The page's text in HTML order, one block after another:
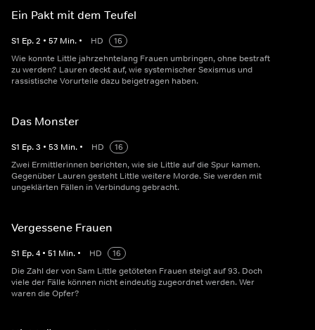
Ein Pakt mit dem Teufel
S1 Ep.2 • 57 Min. • HD
16
Wie konnte Little jahrzehntelang Frauen umbringen, ohne bestraft
zu werden? Lauren deckt auf, wie systemischer Sexismus und
rassistische Vorurteile dazu beigetragen haben.
Das Monster
S1 Ep.3 • 53 Min. • HD
16
Zwei Ermittlerinnen berichten, wie sie Little auf die Spur kamen.
Gegenüber Lauren gesteht Little weitere Morde. Sie werden mit
ungeklärten Fällen in Verbindung gebracht.
Vergessene Frauen
S1 Ep.4 • 51 Min. • HD
16
Die Zahl der von Sam Little getöteten Frauen steigt auf 93. Doch
viele der Fälle können nicht eindeutig zugeordnet werden. Wer
waren die Opfer?